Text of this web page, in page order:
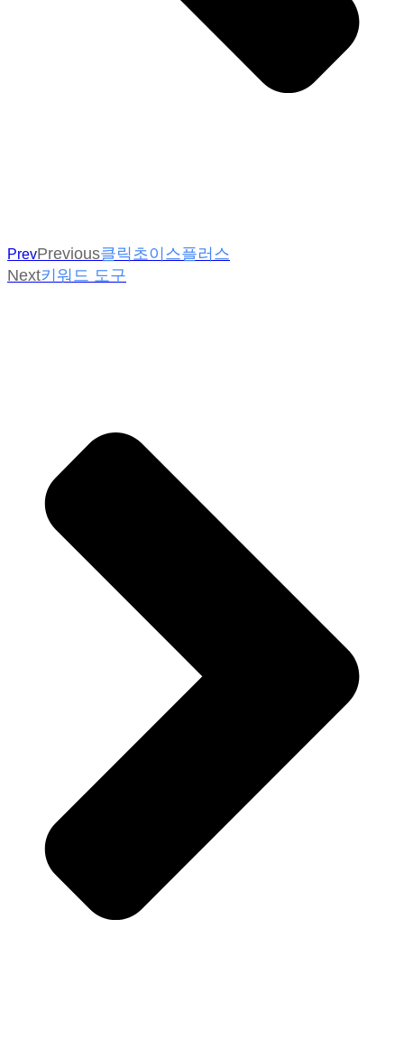
PrevPrevious클릭초이스플러스
Next키워드 도구